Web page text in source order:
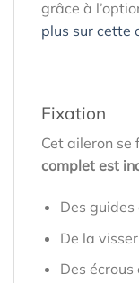
grâce à
plus sur cette
Fixation
Cet aileron se
complet est
Des
De la
Des